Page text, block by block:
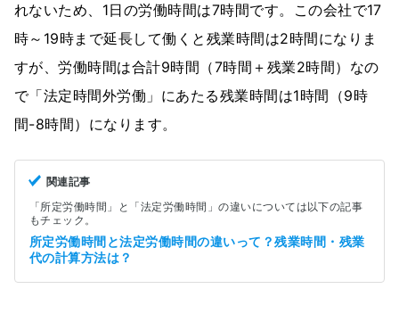
れないため、1日の労働時間は7時間です。この会社で17
時～19時まで延長して働くと残業時間は2時間になりま
すが、労働時間は合計9時間（7時間＋残業2時間）なの
で「法定時間外労働」にあたる残業時間は1時間（9時
間-8時間）になります。
関連記事
「所定労働時間」と「法定労働時間」の違いについては以下の記事
もチェック。
所定労働時間と法定労働時間の違いって？残業時間・残業
代の計算方法は？